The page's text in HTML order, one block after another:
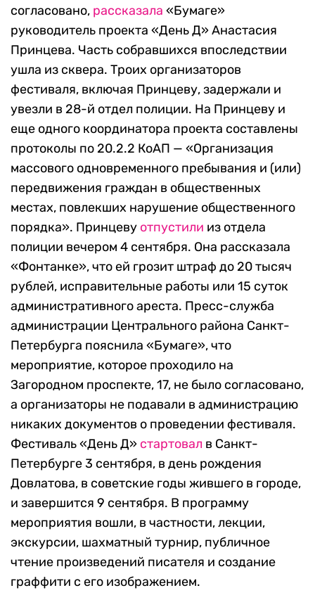
согласовано, рассказала «‎Бумаге»
руководитель проекта «‎День Д» Анастасия
Принцева. Часть собравшихся впоследствии
ушла из сквера. Троих организаторов
фестиваля, включая Принцеву, задержали и
увезли в 28-й отдел полиции. На Принцеву и
еще одного координатора проекта составлены
протоколы по 20.2.2 КоАП — «Организация
массового одновременного пребывания и (или)
передвижения граждан в общественных
местах, повлекших нарушение общественного
порядка». Принцеву отпустили из отдела
полиции вечером 4 сентября. Она рассказала
«‎Фонтанке», что ей грозит штраф до 20 тысяч
рублей, исправительные работы или 15 суток
административного ареста. Пресс-служба
администрации Центрального района Санкт-
Петербурга пояснила «‎Бумаге», что
мероприятие, которое проходило на
Загородном проспекте, 17, не было согласовано,
а организаторы не подавали в администрацию
никаких документов о проведении фестиваля.
Фестиваль «‎День Д» стартовал в Санкт-
Петербурге 3 сентября, в день рождения
Довлатова, в советские годы жившего в городе,
и завершится 9 сентября. В программу
мероприятия вошли, в частности, лекции,
экскурсии, шахматный турнир, публичное
чтение произведений писателя и создание
граффити с его изображением.